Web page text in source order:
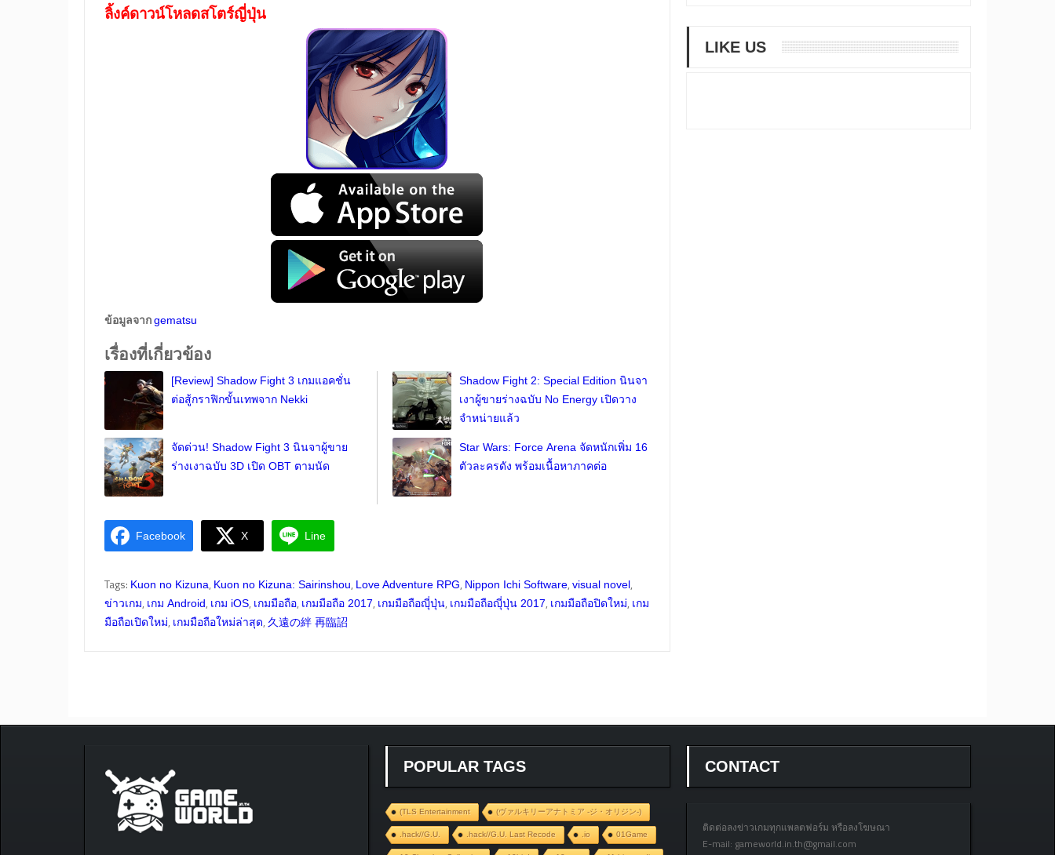
ลิ้งค์ดาวน์โหลดสโตร์ญี่ปุ่น
ข้อมูลจากgematsu
เรื่องที่เกี่ยวข้อง
[Review] Shadow Fight 3 เกมแอคชั่น
ต่อสู้กราฟิกขั้นเทพจาก Nekki
จัดด่วน! Shadow Fight 3 นินจาผู้ขาย
ร่างเงาฉบับ 3D เปิด OBT ตามนัด
Shadow Fight 2: Special Edition นินจา
เงาผู้ขายร่างฉบับ No Energy เปิดวาง
จำหน่ายแล้ว
Star Wars: Force Arena จัดหนักเพิ่ม 16
ตัวละครดัง พร้อมเนื้อหาภาคต่อ
Facebook X Line
Tags: Kuon no Kizuna, Kuon no Kizuna: Sairinshou, Love Adventure RPG, Nippon Ichi Software, visual novel,
ข่าวเกม, เกม Android, เกม iOS, เกมมือถือ, เกมมือถือ 2017, เกมมือถือญุี่ปุ่น, เกมมือถือญุี่ปุ่น 2017, เกมมือถือปิดใหม่, เกม
มือถือเปิดใหม่, เกมมือถือใหม่ล่าสุด, 久遠の絆 再臨詔
LIKE US
POPULAR TAGS
(TLS Entertainment (ヴァルキリーアナトミア ‐ジ・オリジン‐)
.hack//G.U. .hack//G.U. Last Recode .io 01Game
CONTACT
ติดต่อลงข่าวเกมทุกแพลตฟอร์ม หรือลงโฆษณา
E-mail: gameworld.in.th@gmail.com